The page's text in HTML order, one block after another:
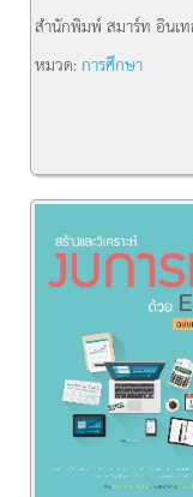
สำนักพิมพ์สมาร์ท อินเท
หมวด:การศึกษา